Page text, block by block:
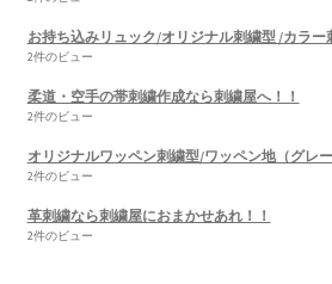
お持ち込みリュック/オリジナル刺繍型 /カラー
2件のビュー
柔道・空手の帯刺繍作成なら刺繍屋へ！！
2件のビュー
オリジナルワッペン刺繍型/ワッペン地（グレ
2件のビュー
革刺繍なら刺繍屋におまかせあれ！！
2件のビュー